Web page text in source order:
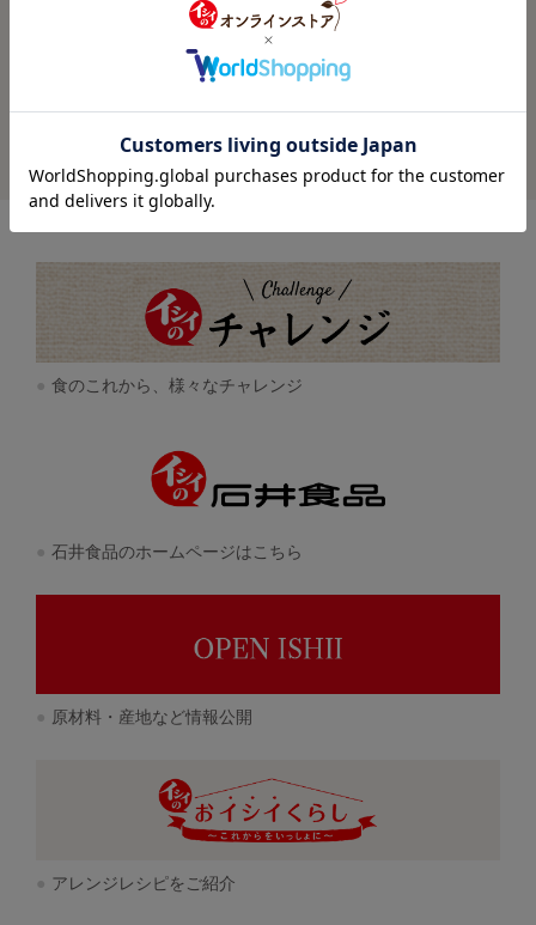
お買い物ガイド
よくあるご質問
お問い合わせ
食のこれから、様々なチャレンジ
石井食品のホームページはこちら
原材料・産地など情報公開
アレンジレシピをご紹介